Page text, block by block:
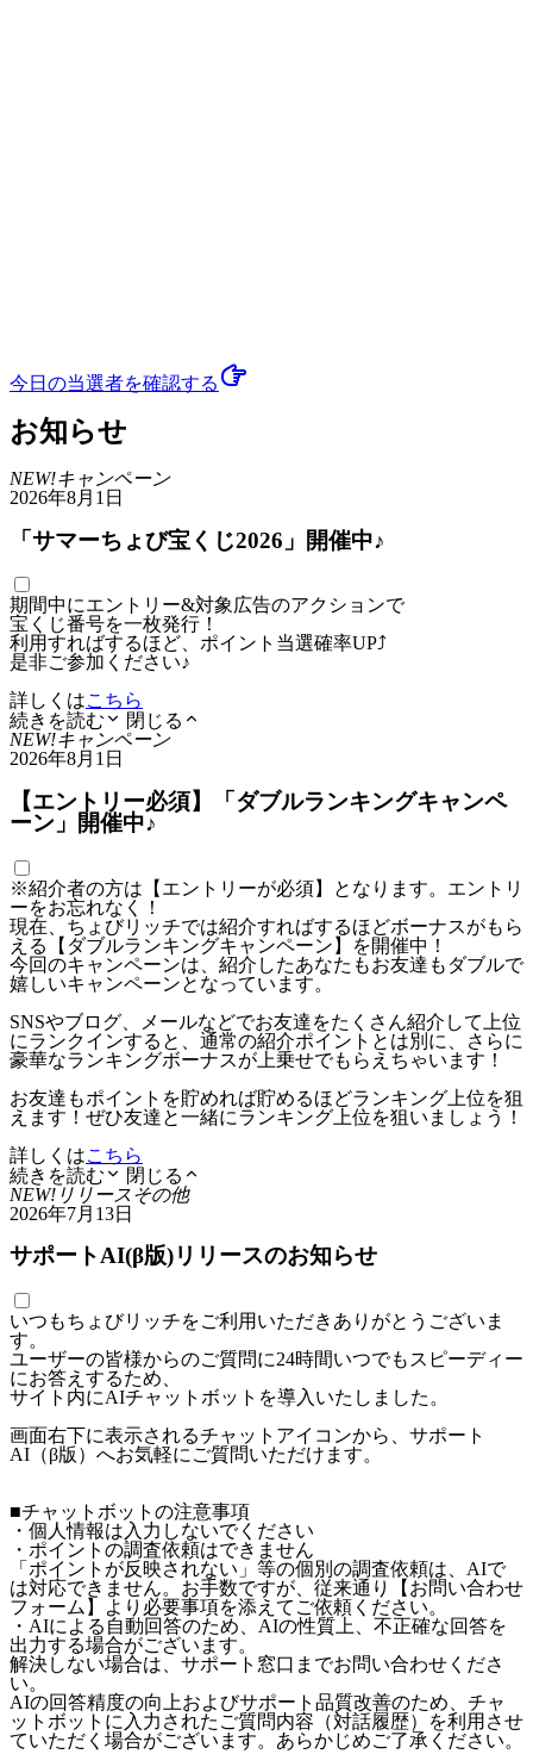
今日の当選者を確認する
お知らせ
NEW!キャンペーン
2026年8月1日
「サマーちょび宝くじ2026」開催中♪
期間中にエントリー&対象広告のアクションで
宝くじ番号を一枚発行！
利用すればするほど、ポイント当選確率UP⤴
是非ご参加ください♪
詳しくはこちら
続きを読む
閉じる
NEW!キャンペーン
2026年8月1日
【エントリー必須】「ダブルランキングキャンペ
ーン」開催中♪
※紹介者の方は【エントリーが必須】となります。エントリ
ーをお忘れなく！
現在、ちょびリッチでは紹介すればするほどボーナスがもら
える【ダブルランキングキャンペーン】を開催中！
今回のキャンペーンは、紹介したあなたもお友達もダブルで
嬉しいキャンペーンとなっています。
SNSやブログ、メールなどでお友達をたくさん紹介して上位
にランクインすると、通常の紹介ポイントとは別に、さらに
豪華なランキングボーナスが上乗せでもらえちゃいます！
お友達もポイントを貯めれば貯めるほどランキング上位を狙
えます！ぜひ友達と一緒にランキング上位を狙いましょう！
詳しくはこちら
続きを読む
閉じる
NEW! リリースその他
2026年7月13日
サポートAI(β版)リリースのお知らせ
いつもちょびリッチをご利用いただきありがとうございま
す。
ユーザーの皆様からのご質問に24時間いつでもスピーディー
にお答えするため、
サイト内にAIチャットボットを導入いたしました。
画面右下に表示されるチャットアイコンから、サポート
AI（β版）へお気軽にご質問いただけます。
■チャットボットの注意事項
・個人情報は入力しないでください
・ポイントの調査依頼はできません
「ポイントが反映されない」等の個別の調査依頼は、AIで
は対応できません。お手数ですが、従来通り【お問い合わせ
フォーム】より必要事項を添えてご依頼ください。
・AIによる自動回答のため、AIの性質上、不正確な回答を
出力する場合がございます。
解決しない場合は、サポート窓口までお問い合わせくださ
い。
AIの回答精度の向上およびサポート品質改善のため、チャ
ットボットに入力されたご質問内容（対話履歴）を利用させ
ていただく場合がございます。あらかじめご了承ください。